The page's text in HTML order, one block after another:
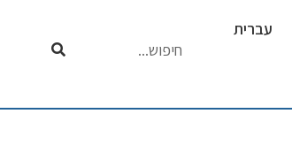
עברית